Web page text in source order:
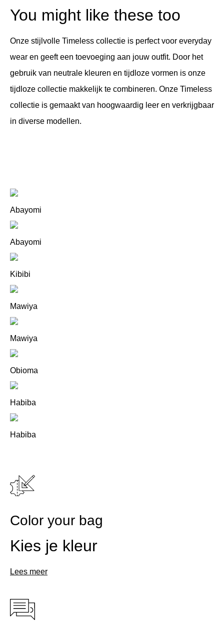
You might like these too
Onze stijlvolle Timeless collectie is perfect voor everyday
wear en geeft een toevoeging aan jouw outfit. Door het
gebruik van neutrale kleuren en tijdloze vormen is onze
tijdloze collectie makkelijk te combineren. Onze Timeless
collectie is gemaakt van hoogwaardig leer en verkrijgbaar
in diverse modellen.
Abayomi
Abayomi
Kibibi
Mawiya
Mawiya
Obioma
Habiba
Habiba
Color your bag
Kies je kleur
Lees meer